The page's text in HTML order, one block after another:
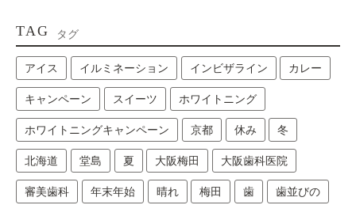
TAG タグ
アイス イルミネーション インビザライン カレー
キャンペーン スイーツ ホワイトニング
ホワイトニングキャンペーン 京都 休み 冬
北海道 堂島 夏 大阪梅田 大阪歯科医院
審美歯科 年末年始 晴れ 梅田 歯 歯並びの